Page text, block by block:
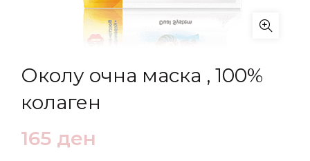
Околу очна маска , 100%
колаген
165 ден